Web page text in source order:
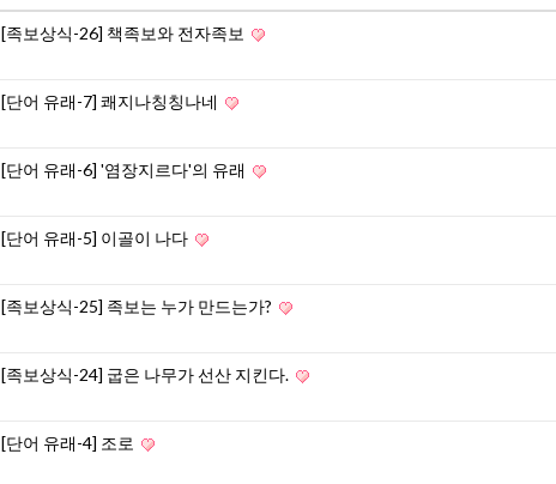
[족보상식-26] 책족보와 전자족보
[단어 유래-7] 쾌지나칭칭나네
[단어 유래-6] '염장지르다'의 유래
[단어 유래-5] 이골이 나다
[족보상식-25] 족보는 누가 만드는가?
[족보상식-24] 굽은 나무가 선산 지킨다.
[단어 유래-4] 조로